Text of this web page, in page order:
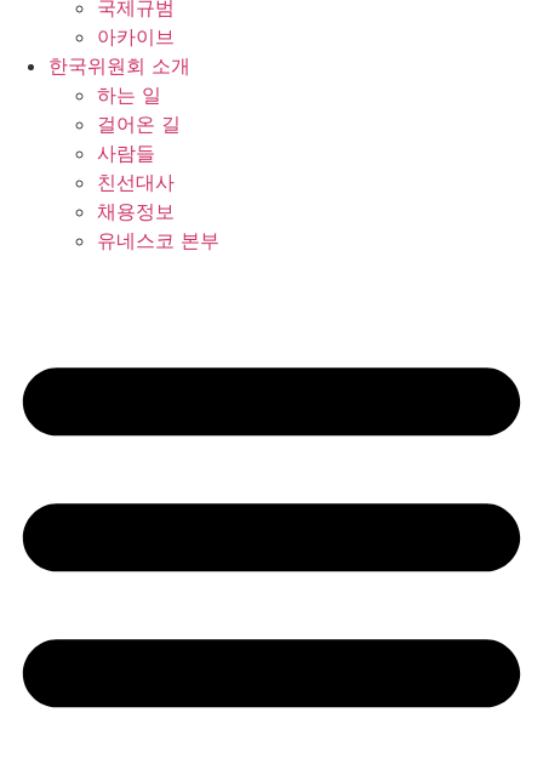
국제규범
아카이브
한국위원회 소개
하는 일
걸어온 길
사람들
친선대사
채용정보
유네스코 본부